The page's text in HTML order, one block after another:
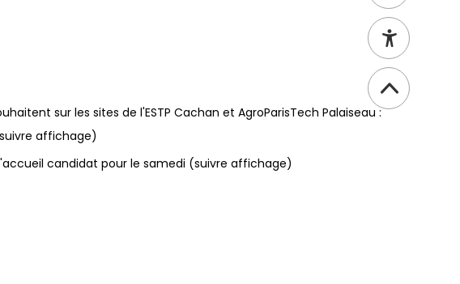
sur les sites de l'ESTP Cachan et AgroParisTech Palaiseau :
affichage)
candidat pour le samedi (suivre affichage)